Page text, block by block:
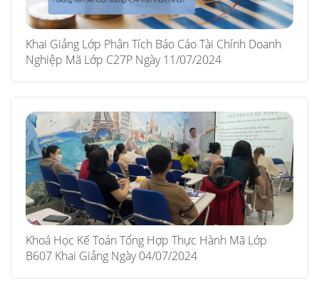
Khai Giảng Lớp Phân Tích Báo Cáo Tài Chính Doanh
Nghiệp Mã Lớp C27P Ngày 11/07/2024
Khoá Học Kế Toán Tổng Hợp Thực Hành Mã Lớp
B607 Khai Giảng Ngày 04/07/2024